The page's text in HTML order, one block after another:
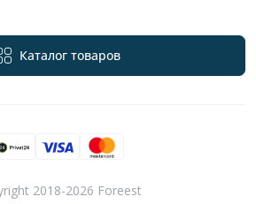
Каталог товаров
2018-2026 Foreest